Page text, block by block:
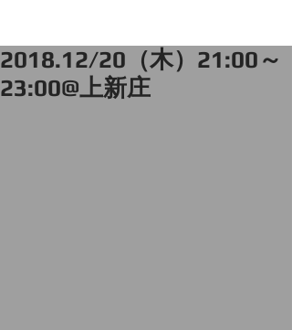
2018.12/20（木）21:00～
23:00@上新庄